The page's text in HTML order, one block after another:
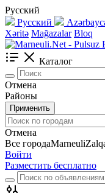
Русский
Русский
Xəritə Mağazalar Bloq
Каталог
Отмена
Районы
Применить
Отмена
Все городаMarneuli
Войти
Разместить бесплатно